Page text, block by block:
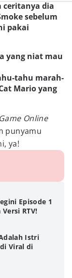
ceritanya dia
sebelum
pakai
yang niat mau
tahu marah-
Mario yang
Game Online
punyamu
ya!
Episode 1
RTV!
Istri
Viral di